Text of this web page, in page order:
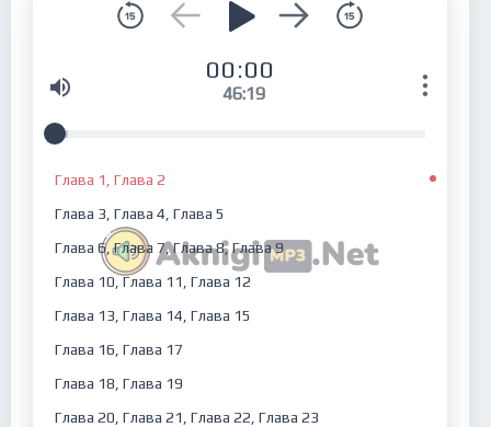
00:00
46:19
Глава 1, Глава 2
Глава 3, Глава 4, Глава 5
Глава 6, Глава 7, Глава 8, Глава 9
Глава 10, Глава 11, Глава 12
Глава 13, Глава 14, Глава 15
Глава 16, Глава 17
Глава 18, Глава 19
Глава 20, Глава 21, Глава 22, Глава 23